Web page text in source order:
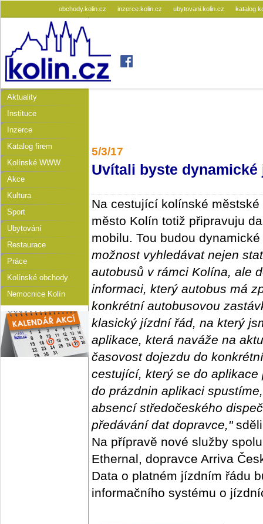
obchody.kolin.cz inzerce.kolin.cz ubytovani.kolin.cz
Aktuality
Instituce
Inzerce
Katalog firem
Kolínské WWW
Akce
Kultura
Sport
Ubytování
Restaurace
Práce
Kolínské obchody
Nemocnice Kolín
5/3/17
​Uvítali byste
Na cestující kolínské
město Kolín totiž připravuju
mobilu. Tou budou
možnost vyhledávat nejen
autobusů v rámci Kolína, ale
informaci, který autobus má
konkrétní autobusovou
klasický jízdní řád, na který
aplikace, která naváže na
časovost dojezdu do
cestující, který se do
do prázdnin aplikaci
absencí středočeského
předávání dat dopravce,"
Na přípravě nové služby
Ethernal, dopravce Arriva
Data o platném jízdním řádu
informačního systému o